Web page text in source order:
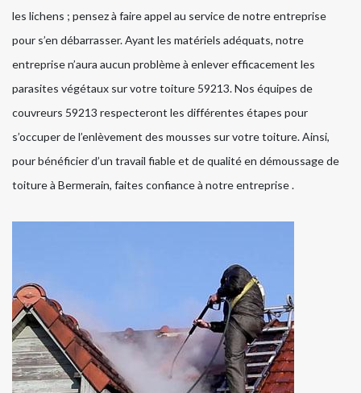
les lichens ; pensez à faire appel au service de notre entreprise
pour s’en débarrasser. Ayant les matériels adéquats, notre
entreprise n’aura aucun problème à enlever efficacement les
parasites végétaux sur votre toiture 59213. Nos équipes de
couvreurs 59213 respecteront les différentes étapes pour
s’occuper de l’enlèvement des mousses sur votre toiture. Ainsi,
pour bénéficier d’un travail fiable et de qualité en démoussage de
toiture à Bermerain, faites confiance à notre entreprise .